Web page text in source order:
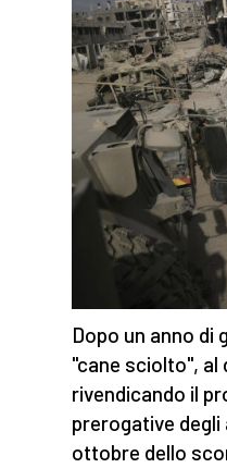
Dopo un anno di
"cane sciolto", al
rivendicando il
prerogative
ottobre dello